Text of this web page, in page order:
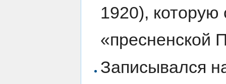
1920),
«пресненской
Записывался